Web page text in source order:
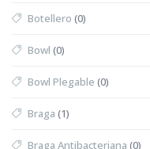
Botellero (0)
Bowl (0)
Bowl Plegable (0)
Braga (1)
Braga Antibacteriana (0)